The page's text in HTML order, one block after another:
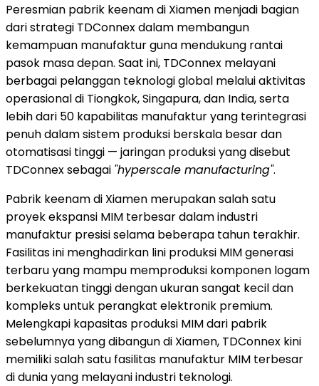
Peresmian pabrik keenam di Xiamen menjadi bagian
dari strategi TDConnex dalam membangun
kemampuan manufaktur guna mendukung rantai
pasok masa depan. Saat ini, TDConnex melayani
berbagai pelanggan teknologi global melalui aktivitas
operasional di Tiongkok, Singapura, dan India, serta
lebih dari 50 kapabilitas manufaktur yang terintegrasi
penuh dalam sistem produksi berskala besar dan
otomatisasi tinggi — jaringan produksi yang disebut
TDConnex sebagai "hyperscale manufacturing".
Pabrik keenam di Xiamen merupakan salah satu
proyek ekspansi MIM terbesar dalam industri
manufaktur presisi selama beberapa tahun terakhir.
Fasilitas ini menghadirkan lini produksi MIM generasi
terbaru yang mampu memproduksi komponen logam
berkekuatan tinggi dengan ukuran sangat kecil dan
kompleks untuk perangkat elektronik premium.
Melengkapi kapasitas produksi MIM dari pabrik
sebelumnya yang dibangun di Xiamen, TDConnex kini
memiliki salah satu fasilitas manufaktur MIM terbesar
di dunia yang melayani industri teknologi.